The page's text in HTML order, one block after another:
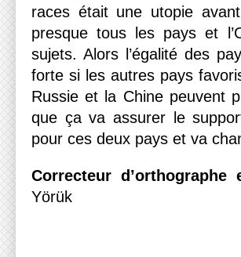
races était une utopie
presque tous les pays et
sujets. Alors l’égalité des
forte si les autres pays
Russie et la Chine peuvent
que ça va assurer le
pour ces deux pays et va
Correcteur
Yörük